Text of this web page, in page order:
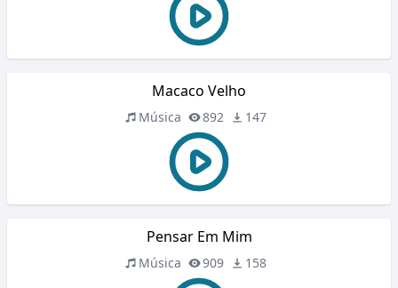
Macaco Velho
Música 892 147
Pensar Em Mim
Música 909 158